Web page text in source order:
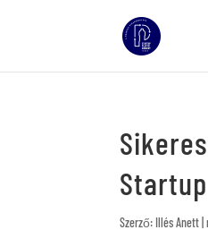
Szerző: Illés Anett |